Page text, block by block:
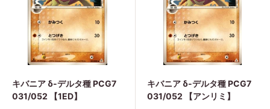
キバニア δ-デルタ種 PCG7
031/052 【1ED】
キバニア δ-デルタ種 PCG7
031/052 【アンリミ】